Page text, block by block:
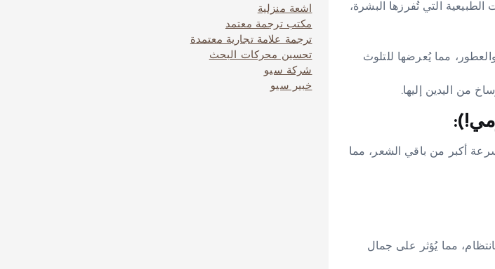
التي تُفرزها البشرة،
مما يُعرضها للتلوث
من اليدين إليها.
أكبر من باقي الشعر، مما
مما يُؤثر على جمال
اشعة منزلية
مكتب ترجمة معتمد
ترجمة علامة تجارية معتمدة
تحسين محركات البحث
شركة سيو
خبير سيو